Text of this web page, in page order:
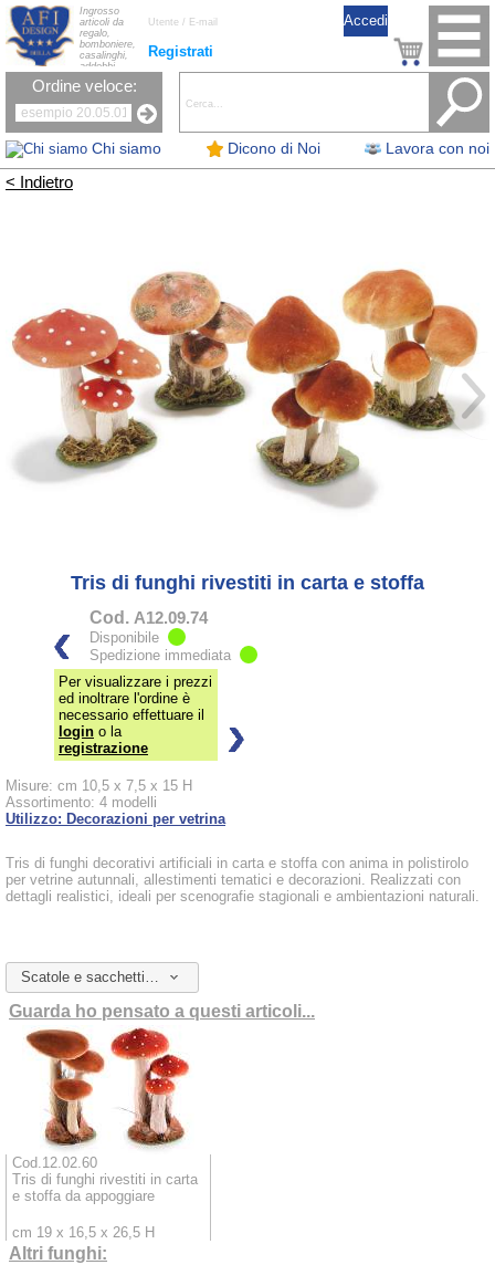
Chi siamo Dicono di Noi Lavora con noi
Registrati
Ingrosso
articoli da
regalo,
bomboniere,
casalinghi,
addobbi
natalizi, nastri,
oggettistica,
la tavola, fiori
artificiali e
candele.
Ordine veloce:
< Indietro
Tris di funghi rivestiti in carta e stoffa
Cod. A12.09.74
Disponibile
Spedizione immediata
Per visualizzare i prezzi
ed inoltrare l'ordine è
necessario effettuare il
login o la
registrazione
Misure: cm 10,5 x 7,5 x 15 H
Assortimento: 4 modelli
Utilizzo: Decorazioni per vetrina
Tris di funghi decorativi artificiali in carta e stoffa con anima in polistirolo
per vetrine autunnali, allestimenti tematici e decorazioni. Realizzati con
dettagli realistici, ideali per scenografie stagionali e ambientazioni naturali.
Guarda ho pensato a questi articoli...
Cod.12.02.60
Tris di funghi rivestiti in carta
e stoffa da appoggiare
cm 19 x 16,5 x 26,5 H
Altri funghi: